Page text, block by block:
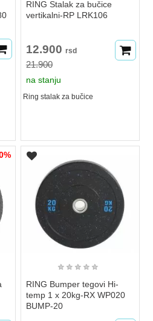
RING Stalak za bučice
vertikalni-RP LRK106
12.900 rsd
21.900
na stanju
Ring stalak za bučice
★ ★ ★ ★ ★
RING Bumper tegovi Hi-
temp 1 x 20kg-RX WP020
BUMP-20